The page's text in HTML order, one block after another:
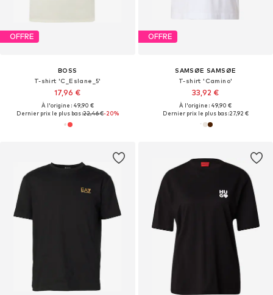
OFFRE
BOSS
T-shirt 'C_Eslane_5'
17,96 €
À l'origine : 49,90 €
Dernier prix le plus bas :22,46 €-20%
OFFRE
SAMSØE SAMSØE
T-shirt 'Camino'
33,92 €
À l'origine : 49,90 €
Dernier prix le plus bas :27,92 €